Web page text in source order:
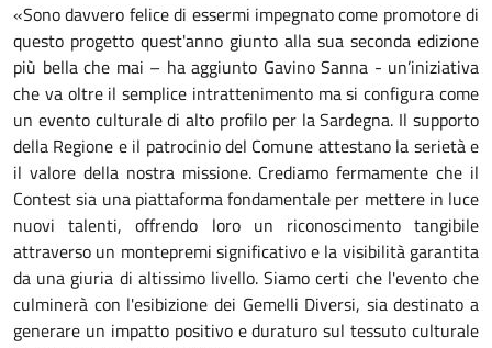
«Sono davvero felice di essermi impegnato come promotore di
questo progetto quest'anno giunto alla sua seconda edizione
più bella che mai – ha aggiunto Gavino Sanna - un’iniziativa
che va oltre il semplice intrattenimento ma si configura come
un evento culturale di alto profilo per la Sardegna. Il supporto
della Regione e il patrocinio del Comune attestano la serietà e
il valore della nostra missione. Crediamo fermamente che il
Contest sia una piattaforma fondamentale per mettere in luce
nuovi talenti, offrendo loro un riconoscimento tangibile
attraverso un montepremi significativo e la visibilità garantita
da una giuria di altissimo livello. Siamo certi che l'evento che
culminerà con l'esibizione dei Gemelli Diversi, sia destinato a
generare un impatto positivo e duraturo sul tessuto culturale